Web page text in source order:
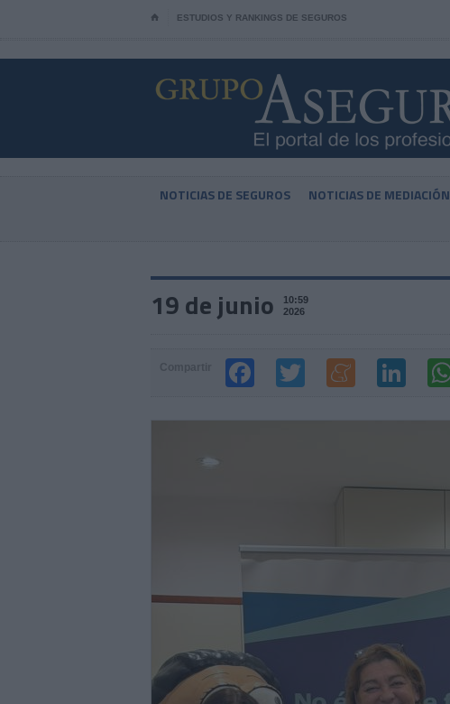
⌂ ESTUDIOS Y RANKINGS DE SEGUROS
NOTICIAS DE SEGUROS NOTICIAS DE MEDIACIÓN
19 de junio
10:59
2026